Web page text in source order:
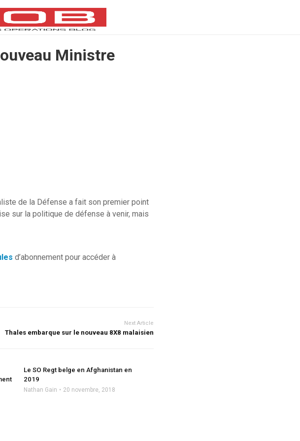
Ministre
de la Défense a fait son premier point
sur la politique de défense à venir, mais
d’abonnement pour accéder à
Next Article
Thales embarque sur le nouveau 8X8 malaisien
Le SO Regt belge en Afghanistan en
2019
Nathan Gain 20 novembre, 2018